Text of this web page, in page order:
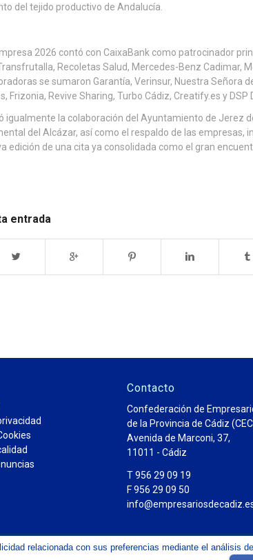
del tejido productivo de Andalucía.
2026 contó con CaixaBank como patrocinador
Recoletas Salud, Mercedes-Benz Cadimar,
se sumaron Garantía, Verinsur, Nuestra Señora
Frizonia, Revive Sharing, Turbo Cádiz, Creatify.es y DSP
igualmente la colaboración del Ayuntamiento de Jerez
del Alcázar, así como el respaldo de las empresas,
edición de una cita ya consolidada como el gran
entrada
Contacto
Confederación de
de la Provincia de Cádiz
Avenida de Marconi, 37,
11011 - Cádiz
T 956 29 09 19
F 956 29 09 50
relacionada con sus preferencias mediante el análisis